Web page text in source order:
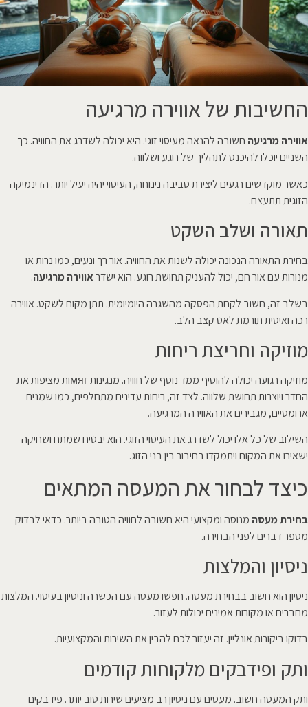
החשיבות של אווירה מרגיעה
אווירה מרגיעה חשובה להנאה מעיסוי זוגי. היא יכולה לשדרג את החוויה. כך
השניים יוכלו להיכנס לתהליך של רוגע ושלווה.
כאשר מוקדשים רגעים ליצירת סביבה נינוחה, העיסוי יהיה יעיל יותר. הדינמיקה
הזוגית תתעצם.
תאורה ושלב השקט
בחירת התאורה הנכונה יכולה לשנות את החוויה. אור רך ונעים, כמו נרות או
מנורות עם אור חם, יכול להעניק תחושת רוגע. הוא ישדראווירה מרגיעה.
בשלב זה, חשוב לקחת הפסקה מהשגרה היומיומית. תתן מקום לשקט. אווירה
רכה ואיטית תורמת לאט קצב הלב.
מוזיקה וחריצת ריחות
מוזיקה רגועה יכולה להוסיף ממד נוסף של חוויה. מנגינות мягות מציפות את
החדר ויוצרות תחושת שלווה. לצד זה, ריחות עדינים מתחלפים, כמו שמנים
ארומטיים, מגבירים את האווירה המרגיעה.
השילוב של כל אלו יכול לשדרג את העיסוי הזוגי. הוא יבטיח שמתח ושחיקה
ישאירו את המקום ויתמקדו בחיבור בין בני הזוג.
כיצד לבחור את המעסה המתאים
בחירת מעסה מנוסה ומקצועי היא חשובה לחוויה הטובה ביותר. כדאי לבדוק
מספר דברים לפני הבחירה.
ניסיון והמלצות
ניסיון הוא חשוב בבחירת מעסה. חפשו מעסה עם הכשרה וניסיון בעיסוי. המלצות
מחברים או מקורות אמינים יכולות לעזור.
בדוקו ביקורות אונליין. זה יעזור לכם להבין את השירות והמקצועיות.
ותק ופידבקים מלקוחות קודמים
ותק המעסה חשוב. מעסים עם ניסיון רב מציעים שירות טוב יותר. פידבקים